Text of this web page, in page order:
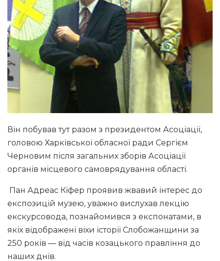
Він побував тут разом з президентом Асоціації,
головою Харківської обласної ради Сергієм
Черновим після загальних зборів Асоціації
органів місцевого самоврядування області.
Пан Адреас Кіфер проявив жвавий інтерес до
експозицій музею, уважно вислухав лекцію
екскурсовода, познайомився з експонатами, в
якіх відображені віхи історії Слобожанщини за
250 років — від часів козацького правління до
наших днів.